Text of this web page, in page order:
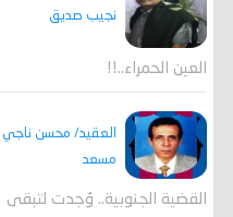
نجيب صديق
العين الحمراء..!!
العقيد/ محسن ناجي
مسعد
القضية الجنوبية.. وُجدت لتبقى